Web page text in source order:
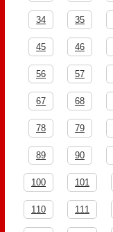
34 35
45 46
56 57
67 68
78 79
89 90
100 101
110 111